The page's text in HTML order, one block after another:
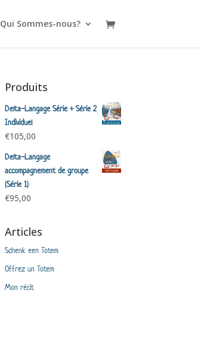
Qui Sommes-nous?
Produits
Delta-Langage Série + Série 2
Individuel
€105,00
Delta-Langage
accompagnement de groupe
(Série 1)
€95,00
Articles
Schenk een Totem
Offrez un Totem
Mon récit